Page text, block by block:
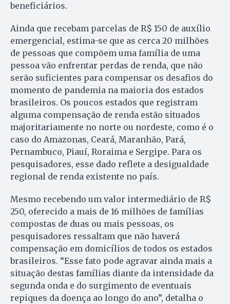
beneficiários.
Ainda que recebam parcelas de R$ 150 de auxílio
emergencial, estima-se que as cerca 20 milhões
de pessoas que compõem uma família de uma
pessoa vão enfrentar perdas de renda, que não
serão suficientes para compensar os desafios do
momento de pandemia na maioria dos estados
brasileiros. Os poucos estados que registram
alguma compensação de renda estão situados
majoritariamente no norte ou nordeste, como é o
caso do Amazonas, Ceará, Maranhão, Pará,
Pernambuco, Piauí, Roraima e Sergipe. Para os
pesquisadores, esse dado reflete a desigualdade
regional de renda existente no país.
Mesmo recebendo um valor intermediário de R$
250, oferecido a mais de 16 milhões de famílias
compostas de duas ou mais pessoas, os
pesquisadores ressaltam que não haverá
compensação em domicílios de todos os estados
brasileiros. “Esse fato pode agravar ainda mais a
situação destas famílias diante da intensidade da
segunda onda e do surgimento de eventuais
repiques da doença ao longo do ano”, detalha o